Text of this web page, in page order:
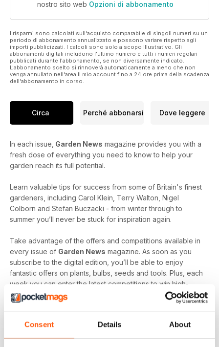
Consent Details About
nostro sito web Opzioni di abbonamento
I risparmi sono calcolati sull'acquisto comparabile di singoli numeri su un
periodo di abbonamento annualizzato e possono variare rispetto agli
importi pubblicizzati. I calcoli sono solo a scopo illustrativo. Gli
abbonamenti digitali includono l'ultimo numero e tutti i numeri regolari
pubblicati durante l'abbonamento, se non diversamente indicato.
L'abbonamento scelto si rinnoverà automaticamente a meno che non
venga annullato nell'area Il mio account fino a 24 ore prima della scadenza
dell'abbonamento in corso.
Circa Perché abbonarsi Dove leggere
In each issue, Garden News magazine provides you with a
fresh dose of everything you need to know to help your
garden reach its full potential.
Learn valuable tips for success from some of Britain's finest
gardeners, including Carol Klein, Terry Walton, Nigel
Colborn and Stefan Buczacki - from winter through to
summer you’ll never be stuck for inspiration again.
Take advantage of the offers and competitions available in
every issue of Garden News magazine. As soon as you
subscribe to the digital edition, you’ll be able to enjoy
fantastic offers on plants, bulbs, seeds and tools. Plus, each
week you can enter the latest competitions to win high-
value prizes, from lawn-mowers to greenhouses.
edition ofGarden News
magazine whenever wherever
you are.